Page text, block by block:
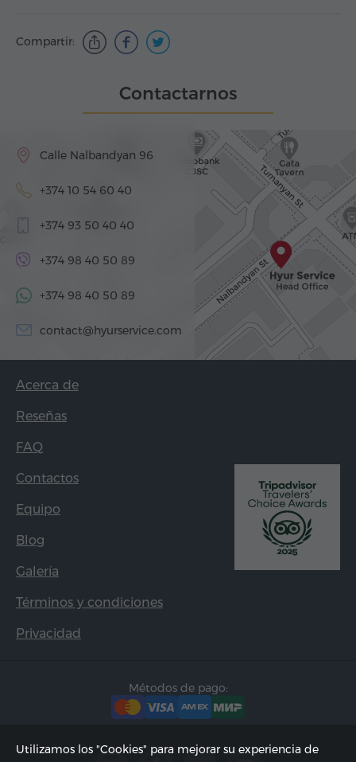
Compartir:
Contactarnos
Calle Nalbandyan 96
+374 10 54 60 40
+374 93 50 40 40
+374 98 40 50 89
+374 98 40 50 89
contact@hyurservice.com
Acerca de
Reseñas
FAQ
Contactos
Equipo
Blog
Galería
Términos y condiciones
Privacidad
Métodos de pago:
Utilizamos los "Cookies" para mejorar su experiencia de